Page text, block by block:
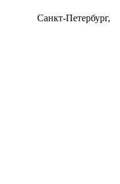
Санкт-Петербург,